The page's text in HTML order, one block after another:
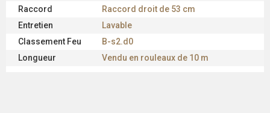
Raccord
Raccord droit de 53 cm
Entretien
Lavable
Classement Feu
B-s2.d0
Longueur
Vendu en rouleaux de 10 m